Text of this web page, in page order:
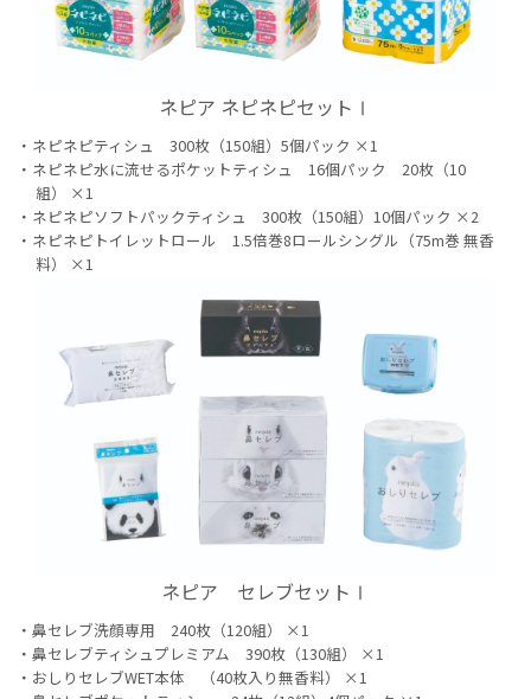
ネピア ネピネピセットⅠ
ネピネピティシュ 300枚（150組）5個パック ×1
ネピネピ水に流せるポケットティシュ 16個パック 20枚（10
組） ×1
ネピネピソフトパックティシュ 300枚（150組）10個パック ×2
ネピネピトイレットロール 1.5倍巻8ロールシングル（75m巻 無香
料） ×1
ネピア セレブセットⅠ
鼻セレブ洗顔専用 240枚（120組） ×1
鼻セレブティシュプレミアム 390枚（130組） ×1
おしりセレブWET本体 （40枚入り無香料） ×1